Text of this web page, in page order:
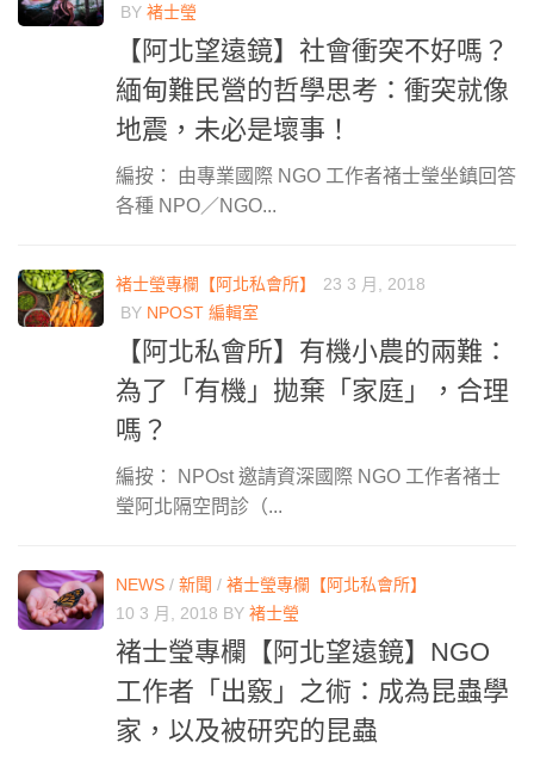
BY 褚士瑩
【阿北望遠鏡】社會衝突不好嗎？
緬甸難民營的哲學思考：衝突就像
地震，未必是壞事！
編按： 由專業國際 NGO 工作者褚士瑩坐鎮回答
各種 NPO／NGO...
褚士瑩專欄【阿北私會所】
23 3 月, 2018
BY NPOST 編輯室
【阿北私會所】有機小農的兩難：
為了「有機」拋棄「家庭」，合理
嗎？
編按： NPOst 邀請資深國際 NGO 工作者褚士
瑩阿北隔空問診（...
NEWS / 新聞 / 褚士瑩專欄【阿北私會所】
10 3 月, 2018 BY 褚士瑩
褚士瑩專欄【阿北望遠鏡】NGO
工作者「出竅」之術：成為昆蟲學
家，以及被研究的昆蟲